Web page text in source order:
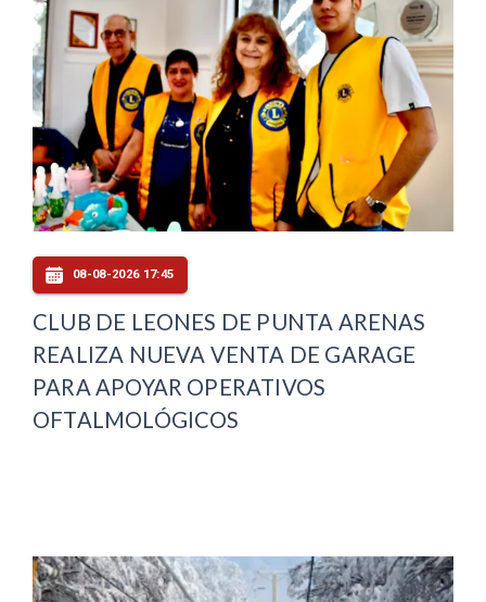
08-08-2026 17:45
CLUB DE LEONES DE PUNTA ARENAS
REALIZA NUEVA VENTA DE GARAGE
PARA APOYAR OPERATIVOS
OFTALMOLÓGICOS